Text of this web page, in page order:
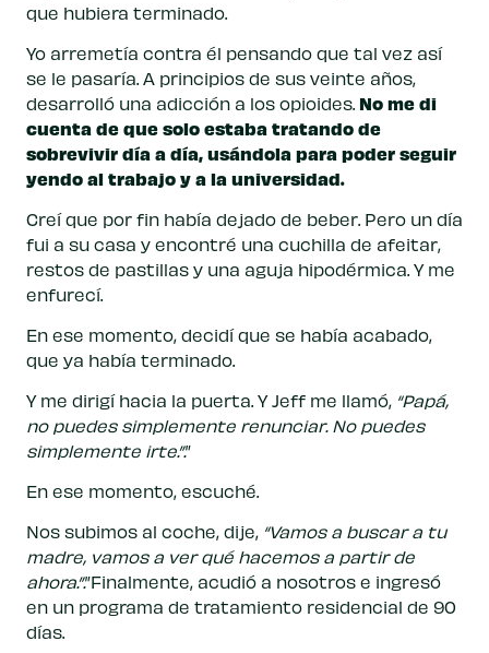
que hubiera terminado.
Yo arremetía contra él pensando que tal vez así
se le pasaría. A principios de sus veinte años,
desarrolló una adicción a los opioides. No me di
cuenta de que solo estaba tratando de
sobrevivir día a día, usándola para poder seguir
yendo al trabajo y a la universidad.
Creí que por fin había dejado de beber. Pero un día
fui a su casa y encontré una cuchilla de afeitar,
restos de pastillas y una aguja hipodérmica. Y me
enfurecí.
En ese momento, decidí que se había acabado,
que ya había terminado.
Y me dirigí hacia la puerta. Y Jeff me llamó, “Papá,
no puedes simplemente renunciar. No puedes
simplemente irte.”.”
En ese momento, escuché.
Nos subimos al coche, dije, “Vamos a buscar a tu
madre, vamos a ver qué hacemos a partir de
ahora.”.”Finalmente, acudió a nosotros e ingresó
en un programa de tratamiento residencial de 90
días.